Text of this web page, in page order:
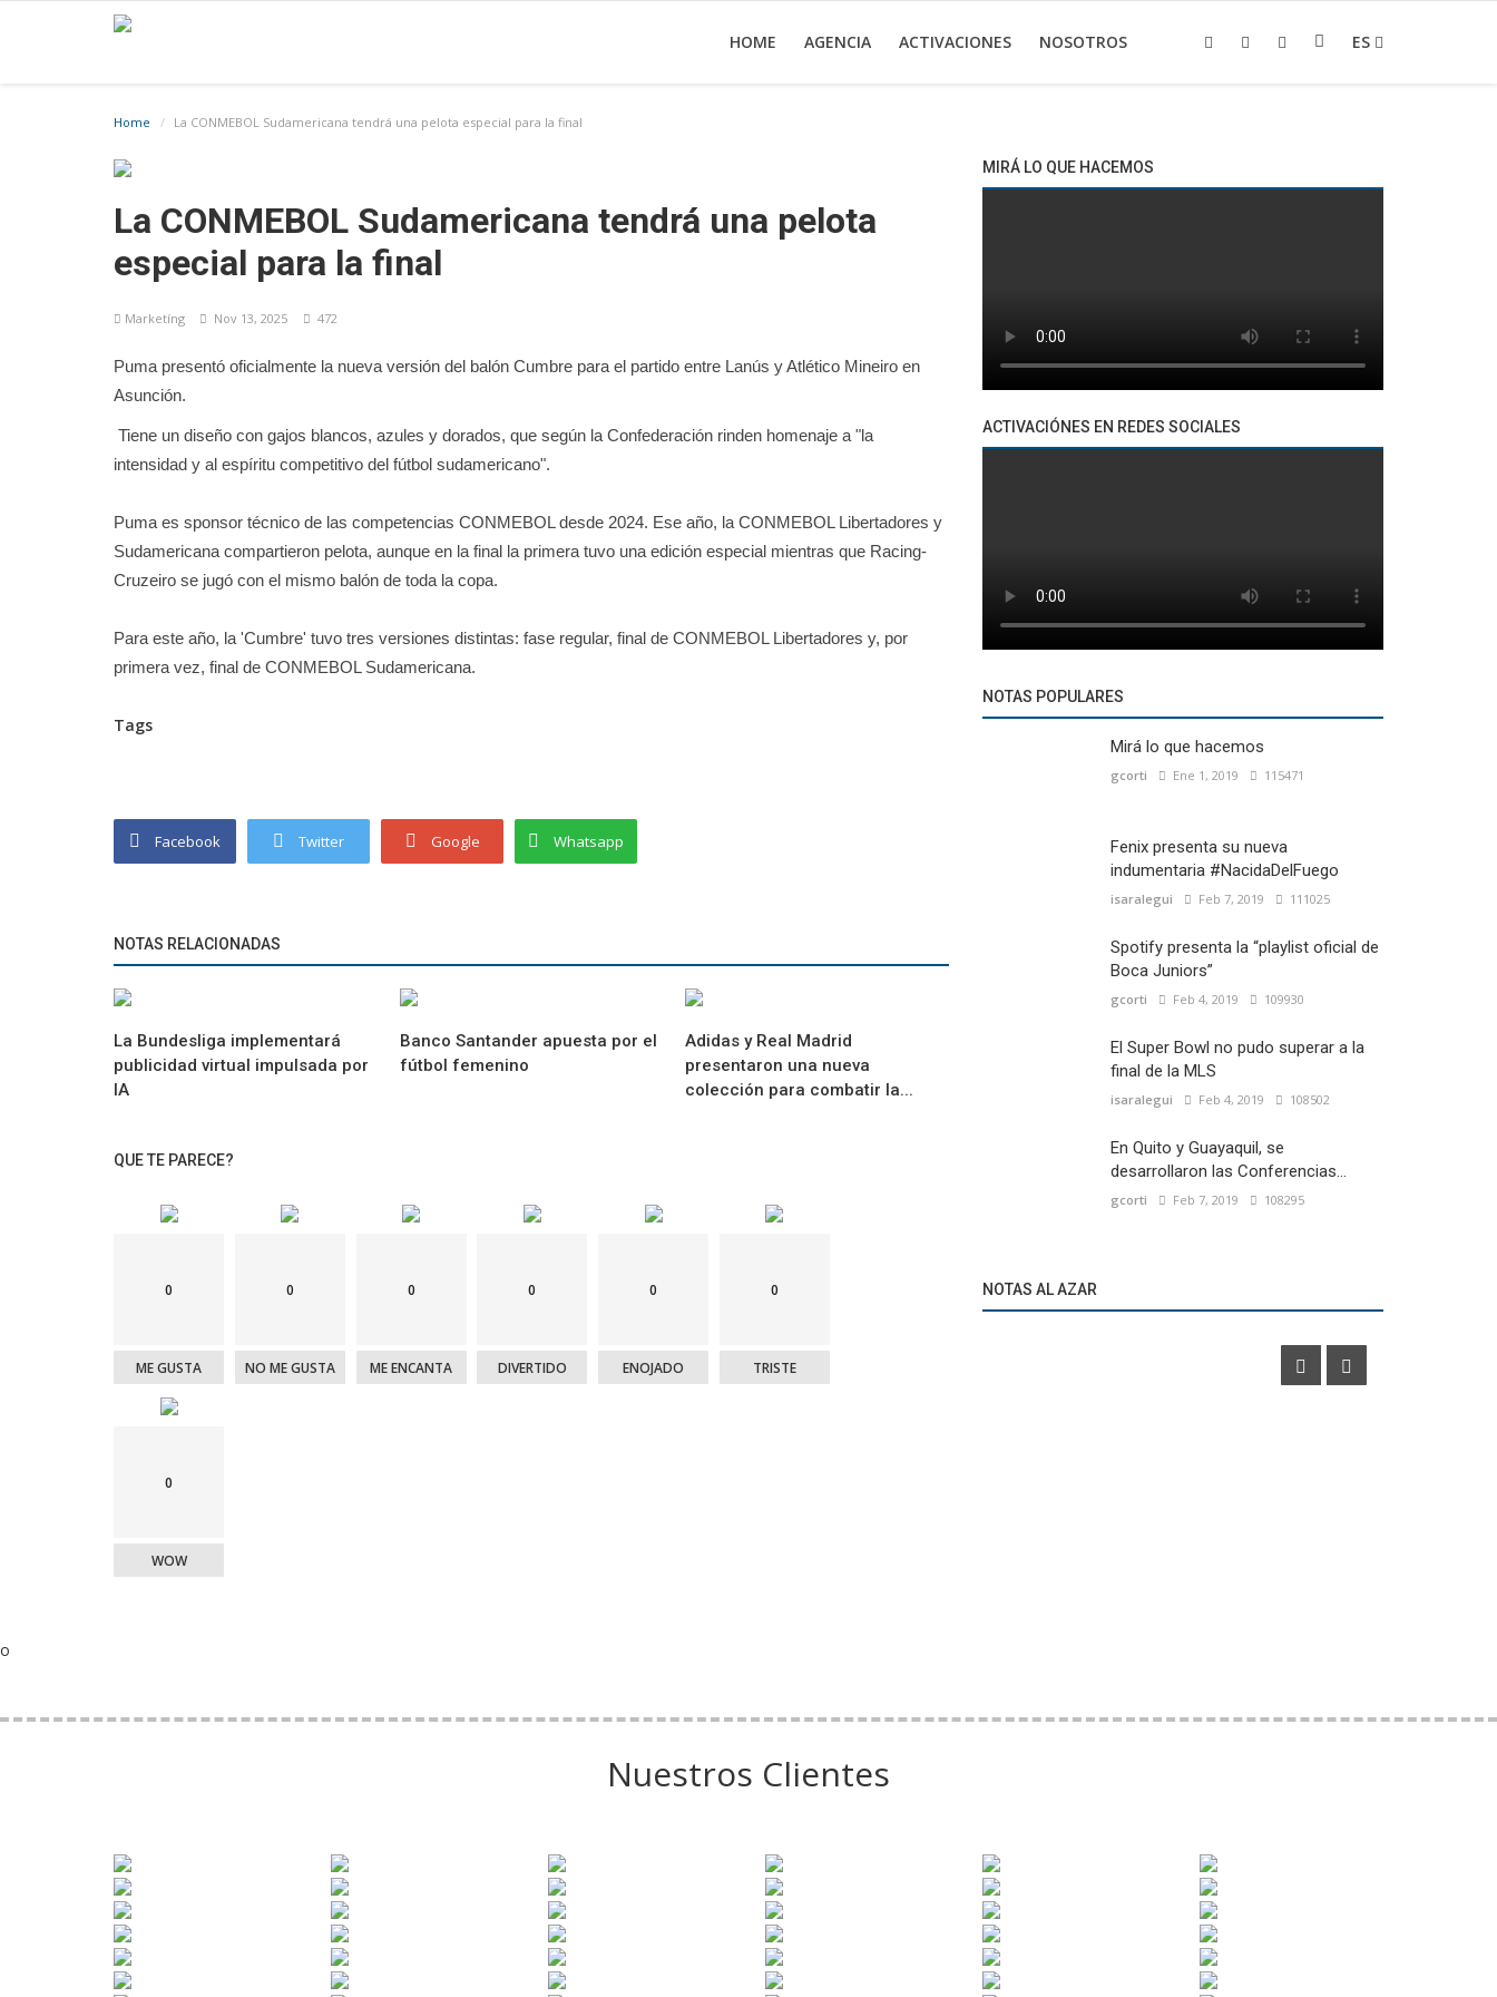
HOME AGENCIA ACTIVACIONES NOSOTROS ES
Home La CONMEBOL Sudamericana tendrá una pelota especial para la final
La CONMEBOL Sudamericana tendrá una pelota
especial para la final
Marketíng Nov 13, 2025 472
Puma presentó oficialmente la nueva versión del balón Cumbre para el partido entre Lanús y Atlético Mineiro en
Asunción.
Tiene un diseño con gajos blancos, azules y dorados, que según la Confederación rinden homenaje a "la
intensidad y al espíritu competitivo del fútbol sudamericano".
Puma es sponsor técnico de las competencias CONMEBOL desde 2024. Ese año, la CONMEBOL Libertadores y
Sudamericana compartieron pelota, aunque en la final la primera tuvo una edición especial mientras que Racing-
Cruzeiro se jugó con el mismo balón de toda la copa.
Para este año, la 'Cumbre' tuvo tres versiones distintas: fase regular, final de CONMEBOL Libertadores y, por
primera vez, final de CONMEBOL Sudamericana.
Tags
Facebook Twitter Google Whatsapp
NOTAS RELACIONADAS
La Bundesliga implementará
publicidad virtual impulsada por
IA
Banco Santander apuesta por el
fútbol femenino
Adidas y Real Madrid
presentaron una nueva
colección para combatir la...
QUE TE PARECE?
0
ME GUSTA
0
NO ME GUSTA
0
ME ENCANTA
0
DIVERTIDO
0
ENOJADO
0
TRISTE
0
WOW
MIRÁ LO QUE HACEMOS
ACTIVACIÓNES EN REDES SOCIALES
NOTAS POPULARES
Mirá lo que hacemos
gcorti Ene 1, 2019 115471
Fenix presenta su nueva
indumentaria #NacidaDelFuego
isaralegui Feb 7, 2019 111025
Spotify presenta la “playlist oficial de
Boca Juniors”
gcorti Feb 4, 2019 109930
El Super Bowl no pudo superar a la
final de la MLS
isaralegui Feb 4, 2019 108502
En Quito y Guayaquil, se
desarrollaron las Conferencias...
gcorti Feb 7, 2019 108295
NOTAS AL AZAR
de marketing deportivo
argentino
Sudamericano y apuesta por...
o
Nuestros Clientes